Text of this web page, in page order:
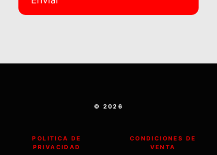
© 2026
POLITICA DE
PRIVACIDAD
CONDICIONES DE
VENTA